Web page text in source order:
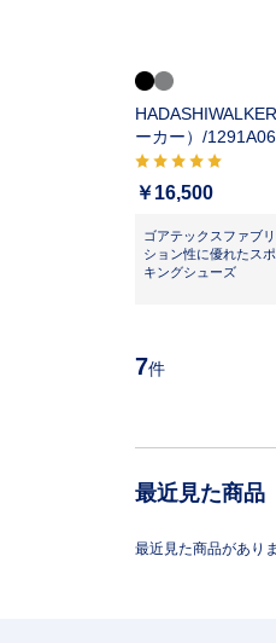
ーカー）/
￥16,500
ゴアテックスファブ
ション性に優れたス
キングシューズ
7件
最近見た商品
最近見た商品があり